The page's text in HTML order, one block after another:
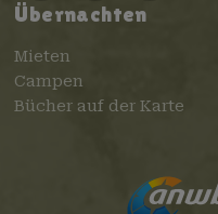
Übernachten
Mieten
Campen
Bücher auf der Karte